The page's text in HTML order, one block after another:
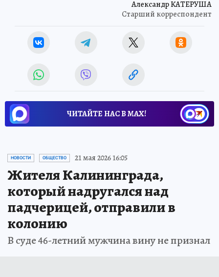
Александр КАТЕРУША
Старший корреспондент
ЧИТАЙТЕ НАС В МАХ!
НОВОСТИ ОБЩЕСТВО 21 мая 2026 16:05
Жителя Калининграда,
который надругался над
падчерицей, отправили в
колонию
В суде 46-летний мужчина вину не признал